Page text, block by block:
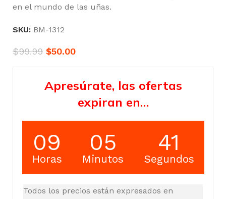
en el mundo de las uñas.
SKU: BM-1312
$99.99 $50.00
Apresúrate, las ofertas
expiran en…
09
Horas
05
Minutos
40
Segundos
Todos los precios están expresados en